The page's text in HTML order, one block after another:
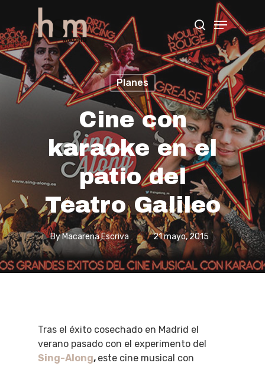
Hit enter to search or ESC to close
Planes
Cine con
karaoke en el
patio del
Teatro Galileo
ByMacarena Escriva 21 mayo, 2015
Tras el éxito cosechado en Madrid el
verano pasado con el experimento del
Sing-Along, este cine musical con